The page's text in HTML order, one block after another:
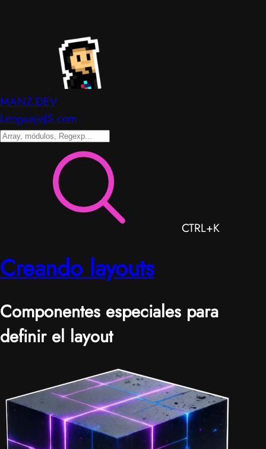
MANZ.DEV
LenguajeJS.com
CTRL+K
Creando layouts
Componentes especiales para
definir el layout|